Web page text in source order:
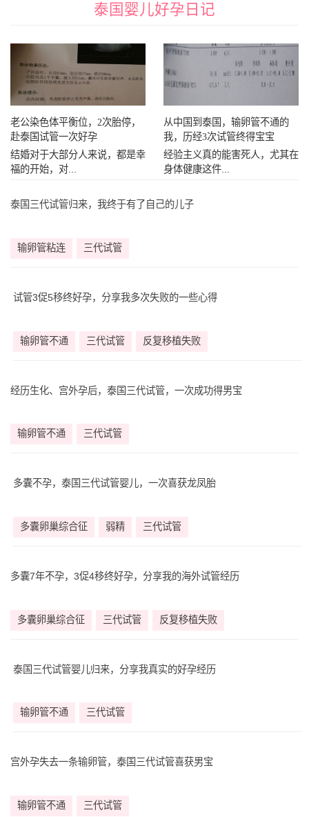
泰国婴儿好孕日记
老公染色体平衡位，2次胎停，
赴泰国试管一次好孕
结婚对于大部分人来说，都是幸
福的开始，对...
从中国到泰国，输卵管不通的
我，历经3次试管终得宝宝
经验主义真的能害死人，尤其在
身体健康这件...
泰国三代试管归来，我终于有了自己的儿子
输卵管粘连 三代试管
试管3促5移终好孕，分享我多次失败的一些心得
输卵管不通 三代试管 反复移植失败
经历生化、宫外孕后，泰国三代试管，一次成功得男宝
输卵管不通 三代试管
多囊不孕，泰国三代试管婴儿，一次喜获龙凤胎
多囊卵巢综合征 弱精 三代试管
多囊7年不孕，3促4移终好孕，分享我的海外试管经历
多囊卵巢综合征 三代试管 反复移植失败
泰国三代试管婴儿归来，分享我真实的好孕经历
输卵管不通 三代试管
宫外孕失去一条输卵管，泰国三代试管喜获男宝
输卵管不通 三代试管